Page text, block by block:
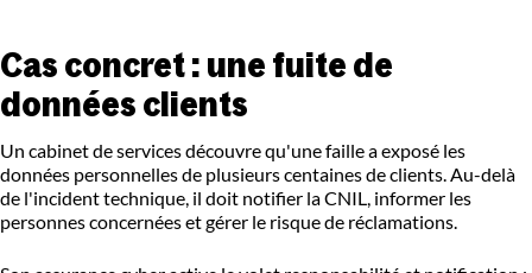
Cas concret : une fuite de
données clients
Un cabinet de services découvre qu'une faille a exposé les
données personnelles de plusieurs centaines de clients. Au-delà
de l'incident technique, il doit notifier la CNIL, informer les
personnes concernées et gérer le risque de réclamations.